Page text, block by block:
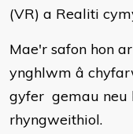
(VR) a Realiti
Mae'r safon hon
ynghlwm â
gyfer gemau neu
rhyngweithiol.